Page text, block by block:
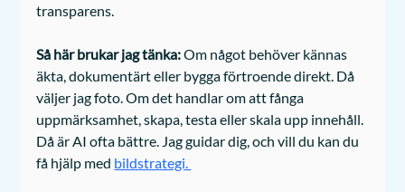
transparens.
Så här brukar jag tänka: Om något behöver kännas
äkta, dokumentärt eller bygga förtroende direkt. Då
väljer jag foto. Om det handlar om att fånga
uppmärksamhet, skapa, testa eller skala upp innehåll.
Då är AI ofta bättre. Jag guidar dig, och vill du kan du
få hjälp med bildstrategi.